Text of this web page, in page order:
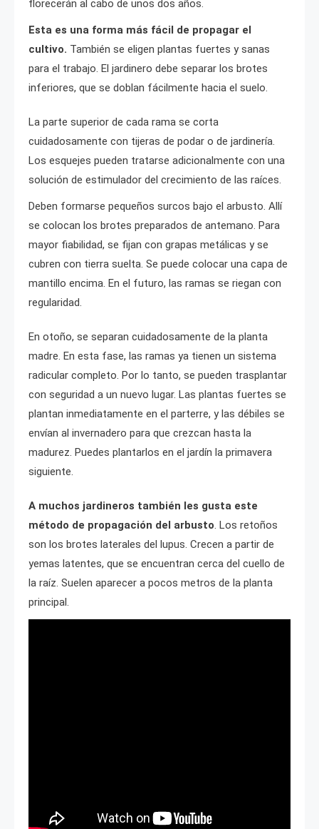
florecerán al cabo de unos dos años.
Esta es una forma más fácil de propagar el
cultivo. También se eligen plantas fuertes y sanas
para el trabajo. El jardinero debe separar los brotes
inferiores, que se doblan fácilmente hacia el suelo.
La parte superior de cada rama se corta
cuidadosamente con tijeras de podar o de jardinería.
Los esquejes pueden tratarse adicionalmente con una
solución de estimulador del crecimiento de las raíces.
Deben formarse pequeños surcos bajo el arbusto. Allí
se colocan los brotes preparados de antemano. Para
mayor fiabilidad, se fijan con grapas metálicas y se
cubren con tierra suelta. Se puede colocar una capa de
mantillo encima. En el futuro, las ramas se riegan con
regularidad.
En otoño, se separan cuidadosamente de la planta
madre. En esta fase, las ramas ya tienen un sistema
radicular completo. Por lo tanto, se pueden trasplantar
con seguridad a un nuevo lugar. Las plantas fuertes se
plantan inmediatamente en el parterre, y las débiles se
envían al invernadero para que crezcan hasta la
madurez. Puedes plantarlos en el jardín la primavera
siguiente.
A muchos jardineros también les gusta este
método de propagación del arbusto. Los retoños
son los brotes laterales del lupus. Crecen a partir de
yemas latentes, que se encuentran cerca del cuello de
la raíz. Suelen aparecer a pocos metros de la planta
principal.